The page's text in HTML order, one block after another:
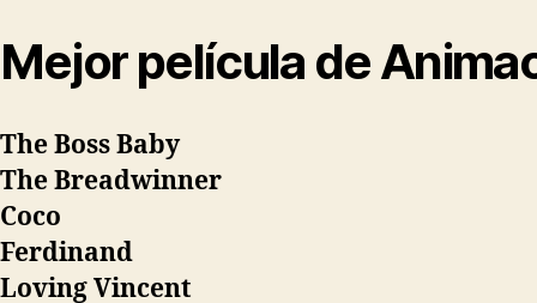
Mejor película de
The Boss Baby
The Breadwinner
Coco
Ferdinand
Loving Vincent